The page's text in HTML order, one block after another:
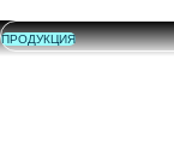
ПРОДУКЦИЯ